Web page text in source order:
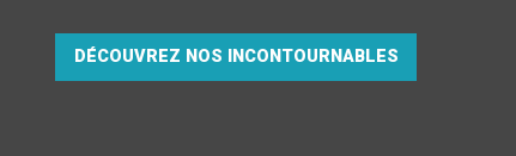
DÉCOUVREZ NOS INCONTOURNABLES